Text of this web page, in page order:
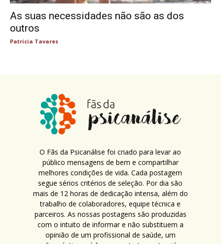
As suas necessidades não são as dos
outros
Patricia Tavares
O Fãs da Psicanálise foi criado para levar ao
público mensagens de bem e compartilhar
melhores condições de vida. Cada postagem
segue sérios critérios de seleção. Por dia são
mais de 12 horas de dedicação intensa, além do
trabalho de colaboradores, equipe técnica e
parceiros. As nossas postagens são produzidas
com o intuito de informar e não substituem a
opinião de um profissional de saúde, um